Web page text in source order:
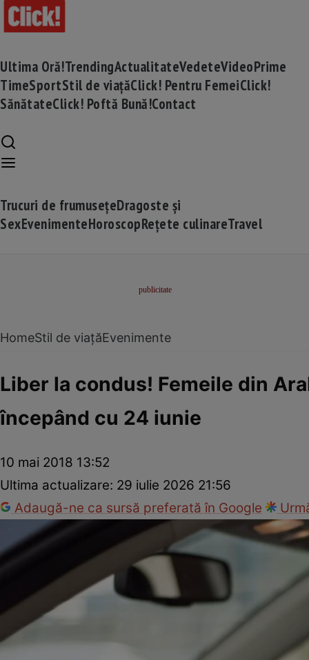
Ultima Oră!TrendingActualitateVedeteVideoPrime
TimeSportStil de viațăClick! Pentru FemeiClick!
SănătateClick! Poftă Bună!Contact
Trucuri de frumusețeDragoste și
SexEvenimenteHoroscopRețete culinareTravel
HomeStil de viațăEvenimente
Liber la condus! Femeile din
începând cu 24 iunie
10 mai 2018 13:52
Ultima actualizare: 29 iulie 2026 21:56
Adaugă-ne ca sursă preferată în Google